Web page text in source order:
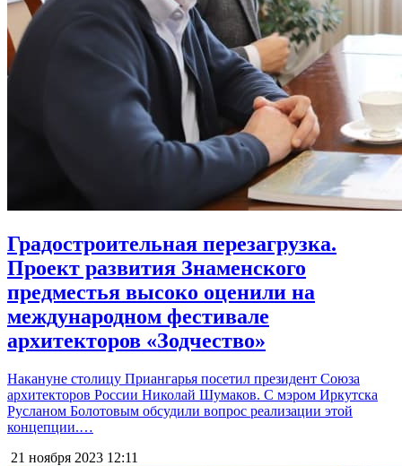
Градостроительная перезагрузка.
Проект развития Знаменского
предместья высоко оценили на
международном фестивале
архитекторов «Зодчество»
Накануне столицу Приангарья посетил президент Союза
архитекторов России Николай Шумаков. С мэром Иркутска
Русланом Болотовым обсудили вопрос реализации этой
концепции.…
21 ноября 2023 12:11